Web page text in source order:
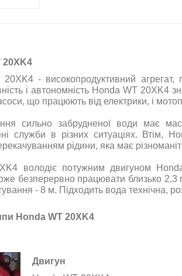
- високопродуктивний агрегат,
і автономність Honda WT 20XK4
що працюють від електрики, і
сильно забрудненої води має
служби в різних ситуаціях. Втім,
рідини, яка має
володіє потужним двигуном
безперервно працювати близько
- 8 м. Підходить вода технічна,
Honda WT 20XK4
Двигун